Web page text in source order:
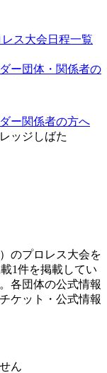
ス大会日程一覧
ー団体・関係者の
ー関係者の方へ
ッジしばた
のプロレス大会を
1件を掲載してい
各団体の公式情報
ケット・公式情報
ん